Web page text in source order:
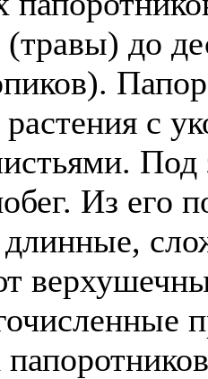
до
с
Под
Из его
длинные,